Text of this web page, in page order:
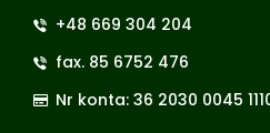
+48 669 304 204
fax. 85 6752 476
Nr konta: 36 2030 0045